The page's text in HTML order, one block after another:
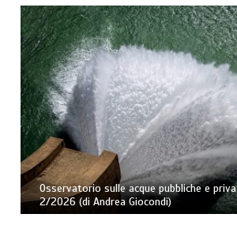
Osservatorio sulle acque pubbliche e
2/2026 (di Andrea Giocondi)